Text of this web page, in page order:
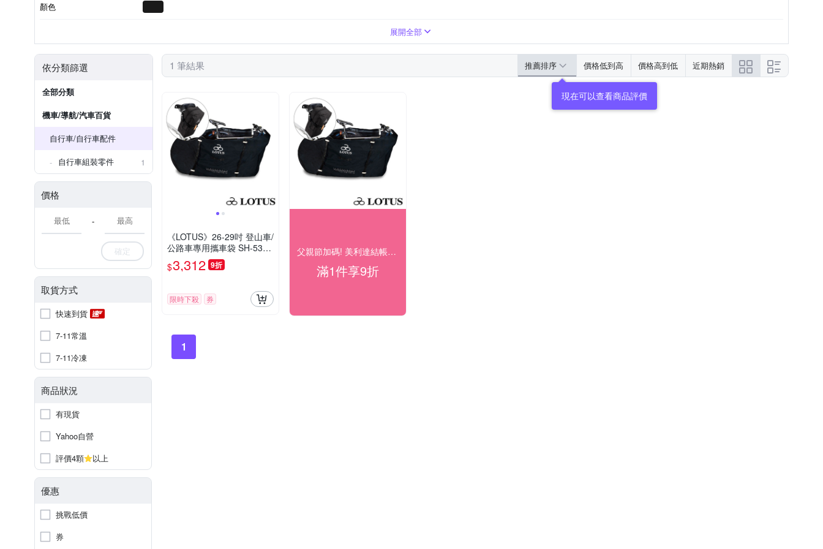
顏色
展開全部
依分類篩選
全部分類
機車/導航/汽車百貨
自行車/自行車配件
自行車組裝零件
1
價格
-
確定
取貨方式
快速到貨
7-11常溫
7-11冷凍
商品狀況
有現貨
Yahoo自營
評價4顆
以上
優惠
挑戰低價
券
1 筆結果 推薦排序 價格低到高 價格高到低 近期熱銷
現在可以查看商品評價
《LOTUS》26-29吋 登山車/
公路車專用攜車袋 SH-5311
S 拆單輪 火車/車包/折疊車/
收納袋/包袋/單車/自行車
$3,312 9折
限時下殺 券
父親節加碼! 美利達結帳9折
滿1件享9折
1